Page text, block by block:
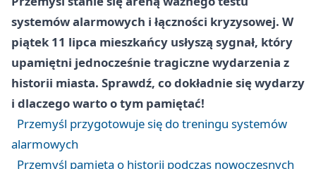
systemów alarmowych i łączności kryzysowej. W
piątek 11 lipca mieszkańcy usłyszą sygnał, który
upamiętni jednocześnie tragiczne wydarzenia z
historii miasta. Sprawdź, co dokładnie się wydarzy
i dlaczego warto o tym pamiętać!
Przemyśl przygotowuje się do treningu systemów
alarmowych
Przemyśl pamięta o historii podczas nowoczesnych